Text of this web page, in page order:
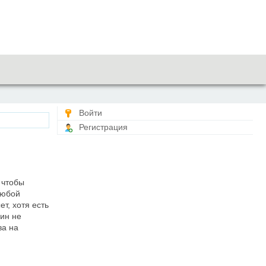
хотя есть
не
на
Войти
Регистрация